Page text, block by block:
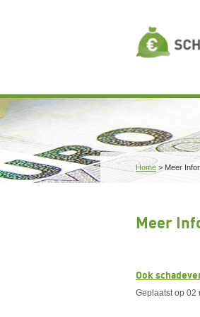
Home > Meer
Meer
Ook
Geplaatst op 02